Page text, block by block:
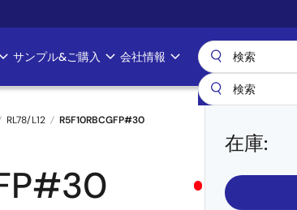
サンプル&ご購入 会社情報
RL78/L12 R5F10RBCGFP#30
廃止
在庫: